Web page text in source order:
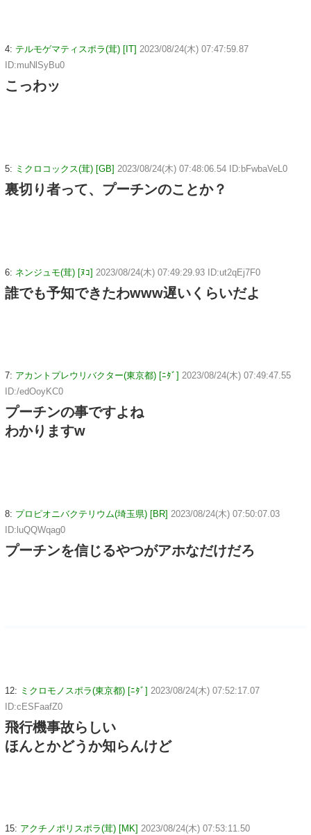
4: テルモゲマティスポラ(茸) [IT] 2023/08/24(木) 07:47:59.87
ID:muNlSyBu0
こっわッ
5: ミクロコックス(茸) [GB] 2023/08/24(木) 07:48:06.54 ID:bFwbaVeL0
裏切り者って、プーチンのことか？
6: ネンジュモ(茸) [ﾇｺ] 2023/08/24(木) 07:49:29.93 ID:ut2qEj7F0
誰でも予知できたわwww遅いくらいだよ
7: アカントプレウリバクター(東京都) [ﾆﾀﾞ] 2023/08/24(木) 07:49:47.55
ID:/edOoyKC0
プーチンの事ですよね
わかりますw
8: プロピオニバクテリウム(埼玉県) [BR] 2023/08/24(木) 07:50:07.03
ID:luQQWqag0
プーチンを信じるやつがアホなだけだろ
12: ミクロモノスポラ(東京都) [ﾆﾀﾞ] 2023/08/24(木) 07:52:17.07
ID:cESFaafZ0
飛行機事故らしい
ほんとかどうか知らんけど
15: アクチノポリスポラ(茸) [MK] 2023/08/24(木) 07:53:11.50